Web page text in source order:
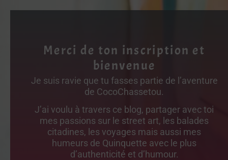
Merci de ton inscription et
bienvenue
Je suis ravie que tu fasses partie de l’aventure
de CocoChassetou.
J’ai voulu à travers ce blog, partager avec toi
mes passions sur le street art, les balades
citadines, les voyages mais aussi mes
humeurs de Quinquette avec le plus
d’authenticité et d’humour.